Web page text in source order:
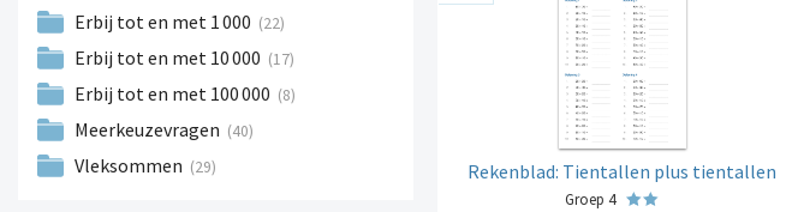
Erbij tot en met 1000 (22)
Erbij tot en met 10000 (17)
Erbij tot en met 100000 (8)
Meerkeuzevragen (40)
Vleksommen (29) Rekenblad: Tientallen plus tientallen
Groep 4